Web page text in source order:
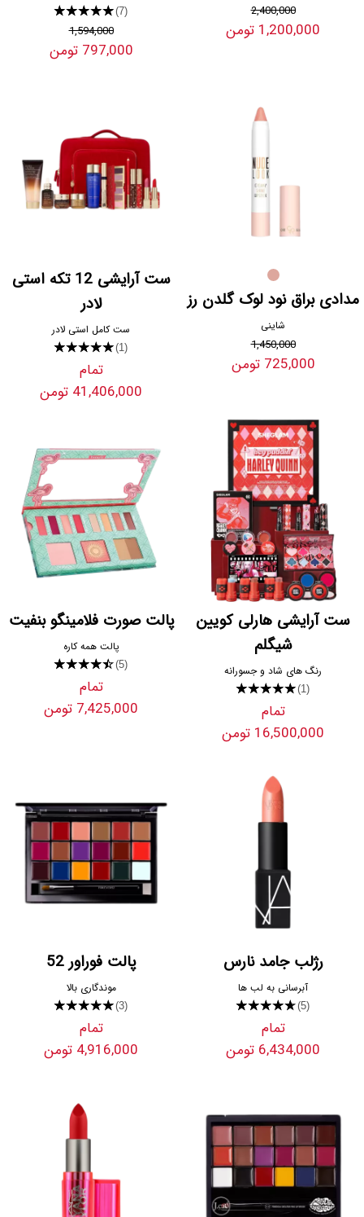
2,400,000
1,200,000 تومن
★★★★★(7)
1,594,000
797,000 تومن
مدادی براق نود لوک گلدن رز
شاینی
1,450,000
725,000 تومن
ست آرایشی 12 تکه استی
لادر
ست کامل استی لادر
★★★★★(1)
تمام
41,406,000 تومن
ست آرایشی هارلی کویین
شیگلم
رنگ های شاد و جسورانه
★★★★★(1)
تمام
16,500,000 تومن
پالت صورت فلامینگو بنفیت
پالت همه کاره
★★★★★(5)
تمام
7,425,000 تومن
رژلب جامد نارس
آبرسانی به لب ها
★★★★★(5)
تمام
6,434,000 تومن
پالت فوراور 52
موندگاری بالا
★★★★★(3)
تمام
4,916,000 تومن